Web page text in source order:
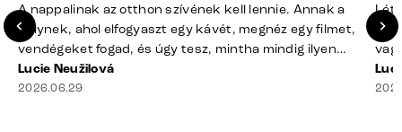
A nappalinak az otthon szívének kell lennie. Annak a
helynek, ahol elfogyaszt egy kávét, megnéz egy filmet,
vendégeket fogad, és úgy tesz, mintha mindig ilyen
rend lenne. A valóság? A takaró félig a kanapén hever,
a távirányító rejtélyes módon eltűnt, a dohányzóasztal
Lucie Neužilová
2026.06.29